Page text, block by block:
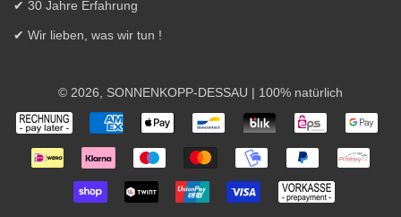
✔ 30 Jahre Erfahrung
✔ Wir lieben, was wir tun !
© 2026, SONNENKOPP-DESSAU | 100% natürlich
Zahlungsarten